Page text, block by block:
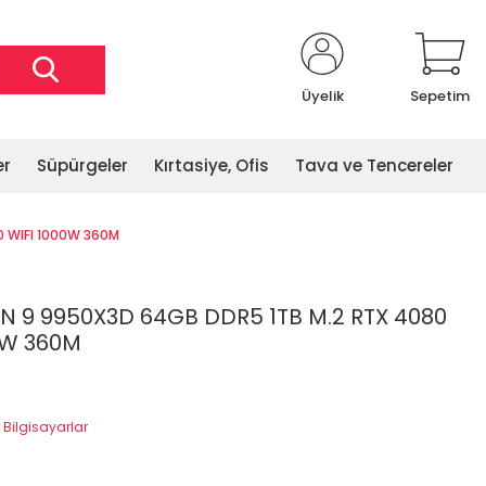
Üyelik Sepetim
Süpürgeler Kırtasiye, Ofis Tava ve Tencereler
WIFI 1000W 360M
9 9950X3D 64GB DDR5 1TB M.2 RTX 4080
360M